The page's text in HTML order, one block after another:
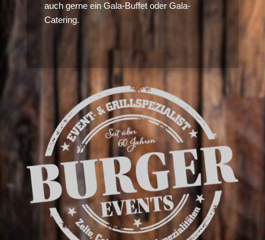
auch gerne ein Gala-Buffet oder Gala-
Catering.